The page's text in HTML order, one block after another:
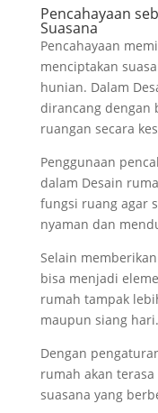
Pencahayaan
Suasana
Pencahayaan
menciptakan
hunian. Dalam
dirancang dengan
ruangan secara
Penggunaan
dalam Desain
fungsi ruang agar
nyaman dan
Selain
bisa menjadi
rumah tampak
maupun siang hari.
Dengan
rumah akan
suasana yang